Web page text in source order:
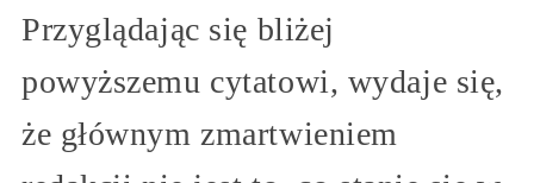
Przyglądając się bliżej
powyższemu cytatowi, wydaje się,
że głównym zmartwieniem